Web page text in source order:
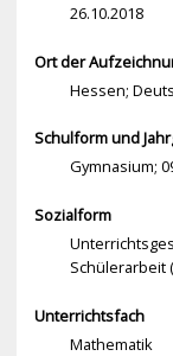
26.10.2018
Ort der
Hessen;
Schulform und
Gymnasium;
Sozialform
Schülerarbeit
Unterrichtsfach
Mathematik